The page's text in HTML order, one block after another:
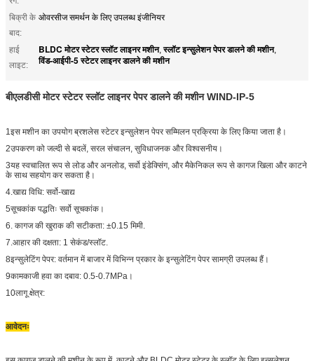
बिक्री के
बाद:
ओवरसीज समर्थन के लिए उपलब्ध इंजीनियर
हाई
लाइट:
BLDC मोटर स्टेटर स्लॉट लाइनर मशीन,स्लॉट इन्सुलेशन पेपर डालने की मशीन,
विंड-आईपी-5 स्टेटर लाइनर डालने की मशीन
बीएलडीसी मोटर स्टेटर स्लॉट लाइनर पेपर डालने की मशीन WIND-IP-5
1इस मशीन का उपयोग ब्रशलेस स्टेटर इन्सुलेशन पेपर सम्मिलन प्रक्रिया के लिए किया जाता है।
2उपकरण को जल्दी से बदलें, सरल संचालन, सुविधाजनक और विश्वसनीय।
3यह स्वचालित रूप से लोड और अनलोड, सर्वो इंडेक्सिंग, और मैकेनिकल रूप से कागज खिला और काटने
के साथ सहयोग कर सकता है।
4.खाद्य विधि: सर्वो-खाद्य
5सूचकांक पद्धतिः सर्वो सूचकांक।
6. कागज की खुराक की सटीकता: ±0.15 मिमी.
7.आहार की दक्षता: 1 सेकंड/स्लॉट.
8इन्सुलेटिंग पेपर: वर्तमान में बाजार में विभिन्न प्रकार के इन्सुलेटिंग पेपर सामग्री उपलब्ध हैं।
9कामकाजी हवा का दबाव: 0.5-0.7MPa।
10लागू क्षेत्र:
आवेदनः